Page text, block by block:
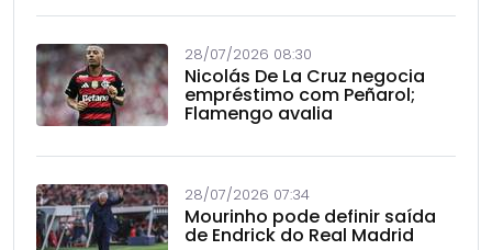
28/07/2026 08:30
Nicolás De La Cruz negocia
empréstimo com Peñarol;
Flamengo avalia
28/07/2026 07:34
Mourinho pode definir saída
de Endrick do Real Madrid